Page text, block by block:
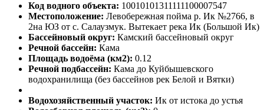
Код водного объекта: 10010101311111100007547
Местоположение: Левобережная пойма р. Ик №2766, в
2на ЮЗ от с. Салаузмук. Вытекает река Ик (Большой Ик)
Бассейновый округ: Камский бассейновый округ
Речной бассейн: Кама
Площадь водоёма (км2): 0.12
Речной подбассейн: Кама до Куйбышевского
водохранилища (без бассейнов рек Белой и Вятки)
Водохозяйственный участок: Ик от истока до устья